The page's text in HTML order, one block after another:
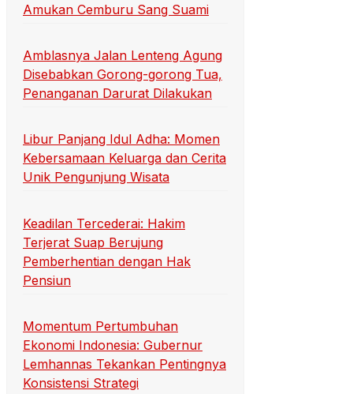
Amukan Cemburu Sang Suami
Amblasnya Jalan Lenteng Agung
Disebabkan Gorong-gorong Tua,
Penanganan Darurat Dilakukan
Libur Panjang Idul Adha: Momen
Kebersamaan Keluarga dan Cerita
Unik Pengunjung Wisata
Keadilan Tercederai: Hakim
Terjerat Suap Berujung
Pemberhentian dengan Hak
Pensiun
Momentum Pertumbuhan
Ekonomi Indonesia: Gubernur
Lemhannas Tekankan Pentingnya
Konsistensi Strategi